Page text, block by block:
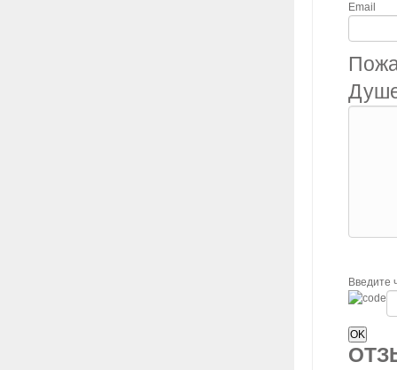
Email
Введите